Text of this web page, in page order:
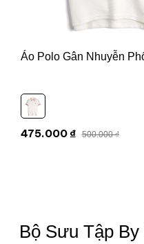
Áo Polo Gân Nhuyễn
475.000 ₫ 500.000 ₫
Bộ Sưu Tập By